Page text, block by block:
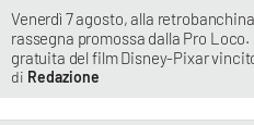
Venerdì 7 agosto, alla
rassegna promossa dalla Pro
gratuita del film Disney-Pixar
Redazione